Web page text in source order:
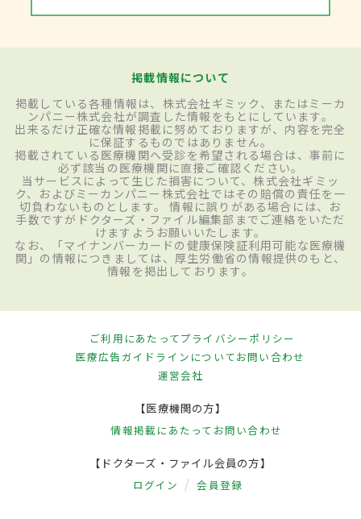
掲載情報について
掲載している各種情報は、株式会社ギミック、またはミーカ
ンパニー株式会社が調査した情報をもとにしています。
出来るだけ正確な情報掲載に努めておりますが、内容を完全
に保証するものではありません。
掲載されている医療機関へ受診を希望される場合は、事前に
必ず該当の医療機関に直接ご確認ください。
当サービスによって生じた損害について、株式会社ギミッ
ク、およびミーカンパニー株式会社ではその賠償の責任を一
切負わないものとします。 情報に誤りがある場合には、お
手数ですがドクターズ・ファイル編集部までご連絡をいただ
けますようお願いいたします。
なお、「マイナンバーカードの健康保険証利用可能な医療機
関」の情報につきましては、厚生労働省の情報提供のもと、
情報を掲出しております。
ご利用にあたってプライバシーポリシー
医療広告ガイドラインについてお問い合わせ
運営会社
【医療機関の方】
情報掲載にあたって お問い合わせ
【ドクターズ・ファイル会員の方】
ログイン 会員登録